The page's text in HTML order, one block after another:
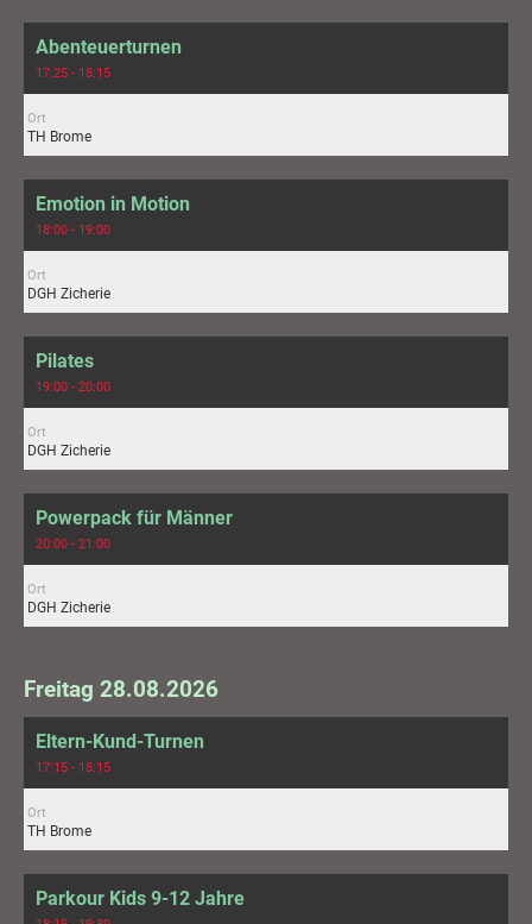
Abenteuerturnen
17:25 - 18:15
Ort
TH Brome
Emotion in Motion
18:00 - 19:00
Ort
DGH Zicherie
Pilates
19:00 - 20:00
Ort
DGH Zicherie
Powerpack für Männer
20:00 - 21:00
Ort
DGH Zicherie
Freitag 28.08.2026
Eltern-Kund-Turnen
17:15 - 18:15
Ort
TH Brome
Parkour Kids 9-12 Jahre